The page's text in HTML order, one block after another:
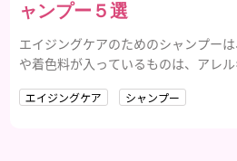
ャンプー５選
エイジングケアのためのシャンプー
や着色料が入っているものは、アレ
ケアシャンプーを選びましょう。
エイジングケア シャンプー